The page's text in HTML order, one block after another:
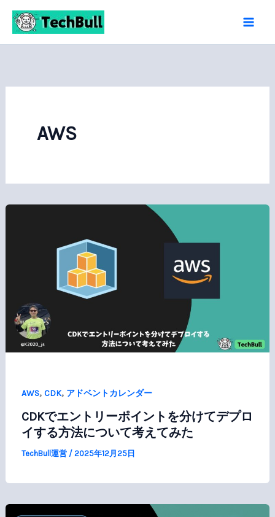
を
AWS
AWS, CDK, アドベントカレンダー
CDKでエントリーポイントを分けてデプロ
イする方法について考えてみた
TechBull運営 / 2025年12月25日